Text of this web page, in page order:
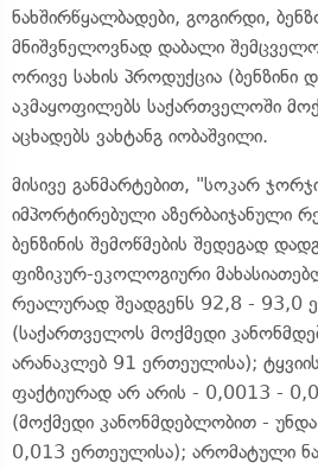
ნახშირწყალბადები, გოგირდი,
მნიშვნელოვნად დაბალი
ორივე სახის პროდუქცია
აკმაყოფილებს საქართველოში
აცხადებს ვახტანგ იობაშვილი.
მისივე განმარტებით, "სოკარ
იმპორტირებული აზერბაიჯანული
ბენზინის შემოწმების შედეგად
ფიზიკურ-ეკოლოგიური
რეალურად შეადგენს 92,8 - 93,0
(საქართველოს მოქმედი
არანაკლებ 91 ერთეულისა);
ფაქტიურად არ არის - 0,0013 -
(მოქმედი კანონმდებლობით - უნდა
0,013 ერთეულისა); არომატული